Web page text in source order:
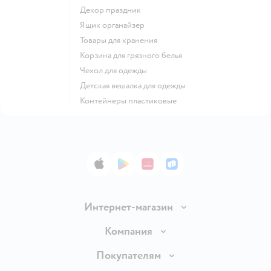
Декор праздник
Ящик органайзер
Товары для хранения
Корзина для грязного белья
Чехол для одежды
Детская вешалка для одежды
Контейнеры пластиковые
App StoreGoogle Play
AppGallery
RuStore
Интернет-магазин
Доставка и оплата
Обмен и возврат товара
Компания
О компании
Покупателям